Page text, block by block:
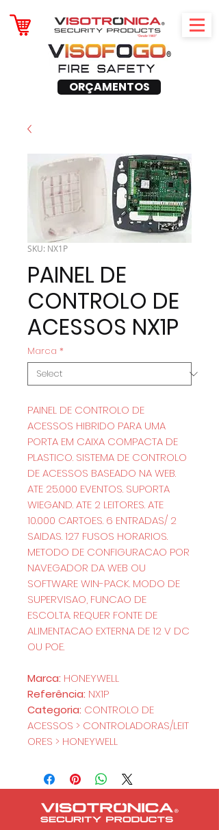
ORÇAMENTOS
SKU: NX1P
PAINEL DE
CONTROLO DE
ACESSOS NX1P
Marca *
PAINEL DE CONTROLO DE
ACESSOS HIBRIDO PARA UMA
PORTA EM CAIXA COMPACTA DE
PLASTICO. SISTEMA DE CONTROLO
DE ACESSOS BASEADO NA WEB.
ATE 25.000 EVENTOS. SUPORTA
WIEGAND. ATE 2 LEITORES. ATE
10.000 CARTOES. 6 ENTRADAS/ 2
SAIDAS. 127 FUSOS HORARIOS.
METODO DE CONFIGURACAO POR
NAVEGADOR DA WEB OU
SOFTWARE WIN-PACK. MODO DE
SUPERVISAO, FUNCAO DE
ESCOLTA. REQUER FONTE DE
ALIMENTACAO EXTERNA DE 12 V DC
OU POE.
Marca: HONEYWELL
Referência: NX1P
Categoria: CONTROLO DE
ACESSOS > CONTROLADORAS/LEIT
ORES > HONEYWELL